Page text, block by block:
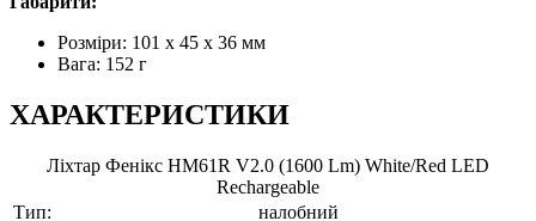
Розміри: 101 x 45 x 36 мм
Вага: 152 г
ХАРАКТЕРИСТИКИ
Ліхтар Фенікс HM61R V2.0 (1600 Lm) White/Red LED
Rechargeable
Тип:
налобний